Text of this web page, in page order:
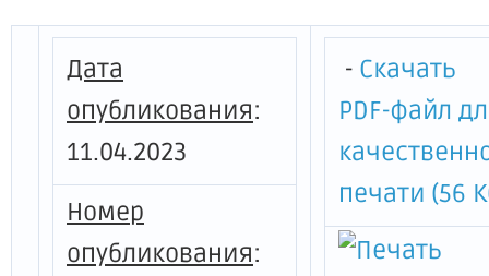
Дата
опубликования:
11.04.2023
Номер
опубликования:
- Скачать
PDF-файл
печати (56